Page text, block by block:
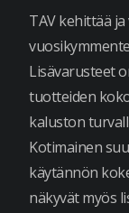
TAV kehittää
Lisävarusteet
tuotteiden
kaluston
Kotimainen
käytännön
näkyvät myös